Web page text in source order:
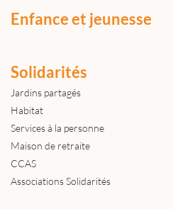
Enfance et jeunesse
Solidarités
Jardins partagés
Habitat
Services à la personne
Maison de retraite
CCAS
Associations Solidarités